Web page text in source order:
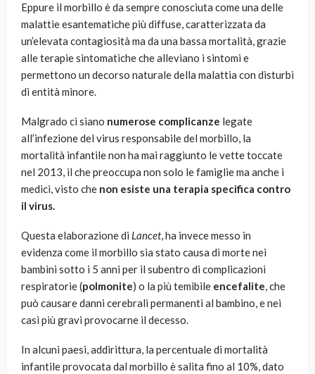
Eppure il morbillo è da sempre conosciuta come una delle
malattie esantematiche più diffuse, caratterizzata da
un’elevata contagiosità ma da una bassa mortalità, grazie
alle terapie sintomatiche che alleviano i sintomi e
permettono un decorso naturale della malattia con disturbi
di entità minore.
Malgrado ci siano numerose complicanze legate
all’infezione del virus responsabile del morbillo, la
mortalità infantile non ha mai raggiunto le vette toccate
nel 2013, il che preoccupa non solo le famiglie ma anche i
medici, visto che non esiste una terapia specifica contro
il virus.
Questa elaborazione di Lancet, ha invece messo in
evidenza come il morbillo sia stato causa di morte nei
bambini sotto i 5 anni per il subentro di complicazioni
respiratorie (polmonite) o la più temibile encefalite, che
può causare danni cerebrali permanenti al bambino, e nei
casi più gravi provocarne il decesso.
In alcuni paesi, addirittura, la percentuale di mortalità
infantile provocata dal morbillo è salita fino al 10%, dato